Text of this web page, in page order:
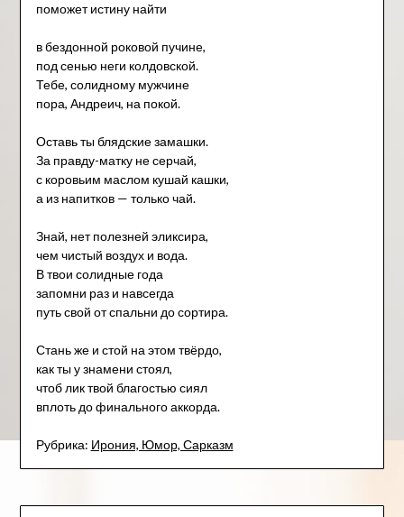
поможет истину найти
в бездонной роковой пучине,
под сенью неги колдовской.
Тебе, солидному мужчине
пора, Андреич, на покой.
Оставь ты блядские замашки.
За правду-матку не серчай,
с коровьим маслом кушай кашки,
а из напитков — только чай.
Знай, нет полезней эликсира,
чем чистый воздух и вода.
В твои солидные года
запомни раз и навсегда
путь свой от спальни до сортира.
Стань же и стой на этом твёрдо,
как ты у знамени стоял,
чтоб лик твой благостью сиял
вплоть до финального аккорда.
Рубрика: Ирония, Юмор, Сарказм